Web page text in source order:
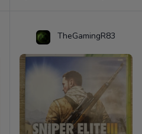
TheGamingR83